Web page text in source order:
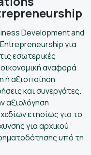
Development and
για
εσωτερικές
οικονομική αναφορά
ή αξιοποίηση
και συνεργάτες.
αξιολόγηση
ετησίως για το
για αρχικού
υπό τη